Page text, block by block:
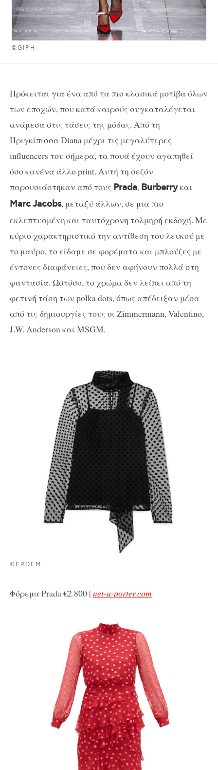
©GIPH
Πρόκειται για ένα από τα πιο κλασικά μοτίβα όλων
των εποχών, που κατά καιρούς συγκαταλέγεται
ανάμεσα στις τάσεις της μόδας. Από τη
Πριγκίπισσα Diana μέχρι τις μεγαλύτερες
influencers του σήμερα, τα πουά έχουν αγαπηθεί
όσο κανένα άλλο print. Αυτή τη σεζόν
παρουσιάστηκαν από τους Prada, Burberryκαι
MarcJacobs, μεταξύ άλλων, σε μια πιο
εκλεπτυσμένη και ταυτόχρονη τολμηρή εκδοχή. Με
κύριο χαρακτηριστικό την αντίθεση του λευκού με
το μαύρο, το είδαμε σε φορέματα και μπλούζες με
έντονες διαφάνειες, που δεν αφήνουν πολλά στη
φαντασία. Ωστόσο, το χρώμα δεν λείπει από τη
φετινή τάση των polka dots, όπως απέδειξαν μέσα
από τις δημιουργίες τους οι Zimmermann, Valentino,
J.W. Anderson και MSGM.
©ERDEM
Φόρεμα Prada €2.800 | net-a-porter.com